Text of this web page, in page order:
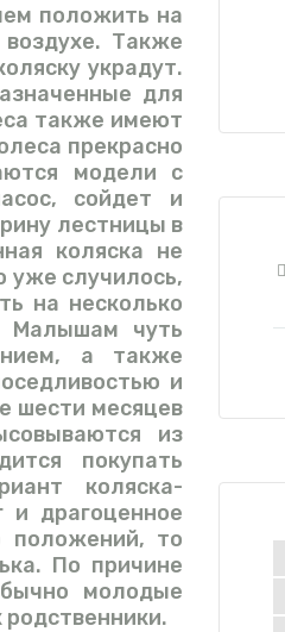
положить на
Также
украдут.
для
также имеют
прекрасно
модели с
сойдет и
лестницы в
коляска не
уже случилось,
на несколько
Малышам чуть
а также
и
шести месяцев
из
покупать
коляска-
и драгоценное
положений, то
По причине
молодые